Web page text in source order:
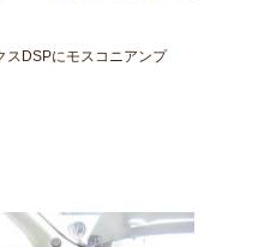
スDSPにモスコニアンプ